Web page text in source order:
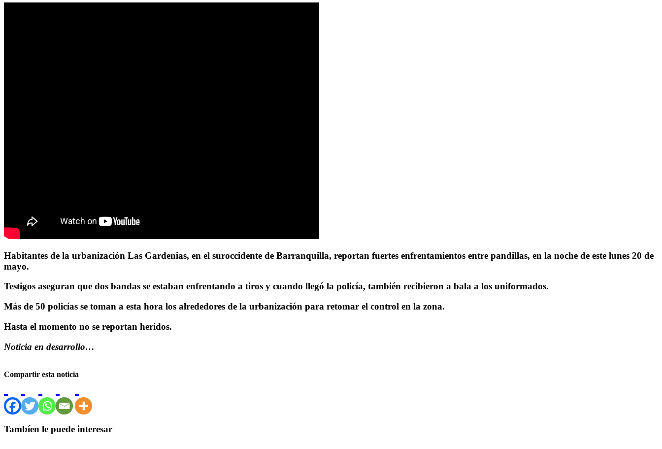
Habitantes de la urbanización Las Gardenias, en el suroccidente de Barranquilla, reportan fuertes enfrentamientos entre pandillas, en la noche de este lunes 20 de
mayo.
Testigos aseguran que dos bandas se estaban enfrentando a tiros y cuando llegó la policía, también recibieron a bala a los uniformados.
Más de 50 policías se toman a esta hora los alrededores de la urbanización para retomar el control en la zona.
Hasta el momento no se reportan heridos.
Noticia en desarrollo…
Compartir esta noticia
Tambíen le puede interesar